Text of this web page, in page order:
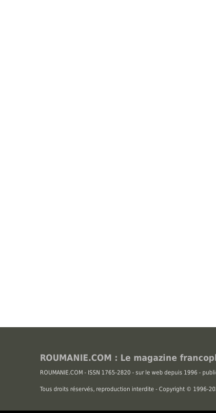
ROUMANIE.COM : Le magazine
ROUMANIE.COM - ISSN 1765-2820 - sur le web depuis 1996 -
Tous droits réservés, reproduction interdite - Copyright © 1996-